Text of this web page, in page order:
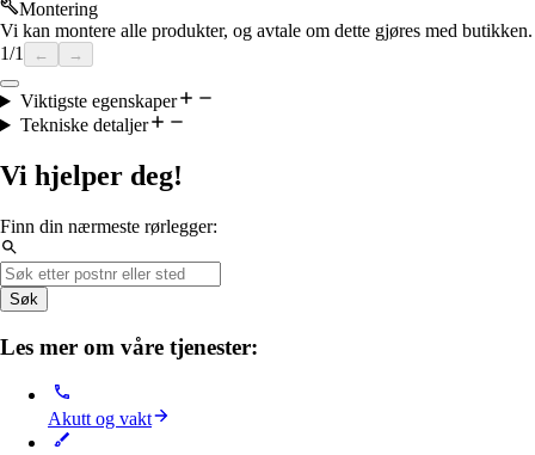
Montering
Vi kan montere alle produkter, og avtale om dette gjøres med butikken.
1/1 ← →
Viktigste egenskaper
Tekniske detaljer
Vi hjelper deg!
Finn din nærmeste rørlegger:
Søk
Les mer om våre tjenester:
Akutt og vakt